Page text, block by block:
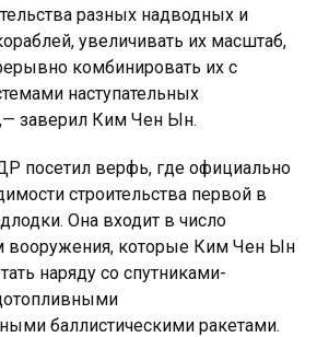
разных надводных и
увеличивать их масштаб,
комбинировать их с
наступательных
заверил Ким Чен Ын.
посетил верфь, где официально
строительства первой в
Она входит в число
вооружения, которые Ким Чен Ын
наряду со спутниками-
баллистическими ракетами.